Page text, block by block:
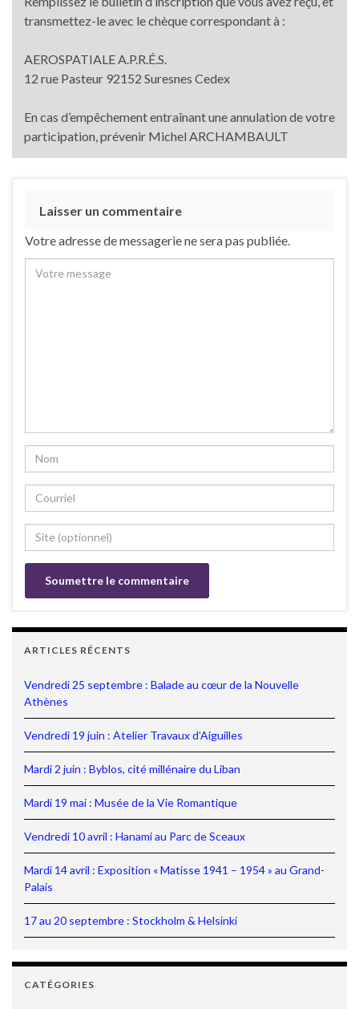
transmettez-le avec le chèque correspondant à :
AEROSPATIALE A.P.R.É.S.
12 rue Pasteur 92152 Suresnes Cedex
En cas d’empêchement entraînant une annulation de votre
participation, prévenir Michel ARCHAMBAULT
Laisser un commentaire
Votre adresse de messagerie ne sera pas publiée.
ARTICLES RÉCENTS
Vendredi 25 septembre : Balade au cœur de la Nouvelle
Athènes
Vendredi 19 juin : Atelier Travaux d’Aiguilles
Mardi 2 juin : Byblos, cité millénaire du Liban
Mardi 19 mai : Musée de la Vie Romantique
Vendredi 10 avril : Hanami au Parc de Sceaux
Mardi 14 avril : Exposition « Matisse 1941 – 1954 » au Grand-
Palais
17 au 20 septembre : Stockholm & Helsinki
CATÉGORIES